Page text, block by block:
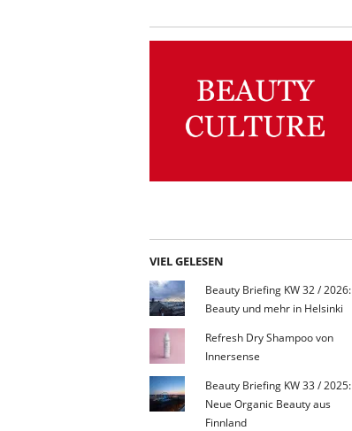
VIEL GELESEN
Beauty Briefing KW 32 / 2026:
Beauty und mehr in Helsinki
Refresh Dry Shampoo von
Innersense
Beauty Briefing KW 33 / 2025:
Neue Organic Beauty aus
Finnland